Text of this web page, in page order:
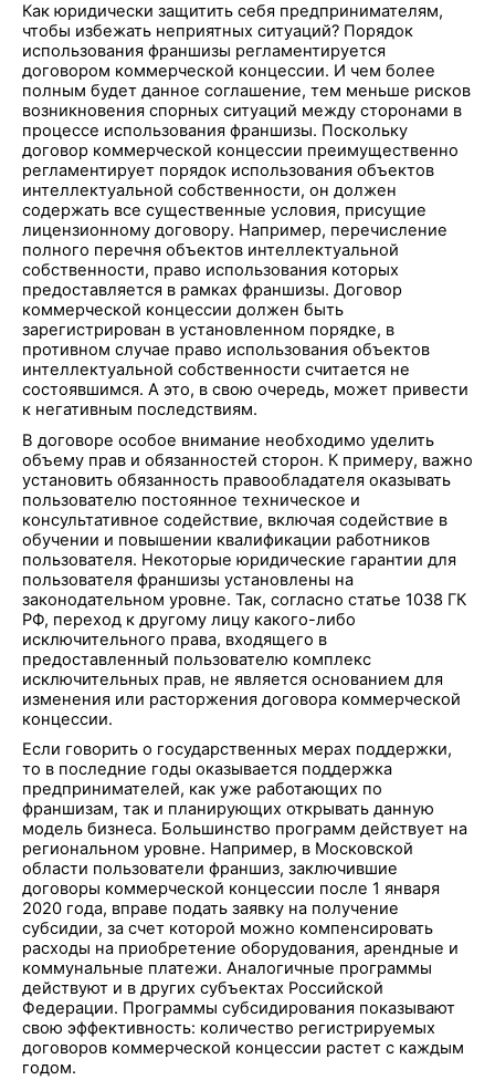
Как юридически защитить себя предпринимателям,
чтобы избежать неприятных ситуаций? Порядок
использования франшизы регламентируется
договором коммерческой концессии. И чем более
полным будет данное соглашение, тем меньше рисков
возникновения спорных ситуаций между сторонами в
процессе использования франшизы. Поскольку
договор коммерческой концессии преимущественно
регламентирует порядок использования объектов
интеллектуальной собственности, он должен
содержать все существенные условия, присущие
лицензионному договору. Например, перечисление
полного перечня объектов интеллектуальной
собственности, право использования которых
предоставляется в рамках франшизы. Договор
коммерческой концессии должен быть
зарегистрирован в установленном порядке, в
противном случае право использования объектов
интеллектуальной собственности считается не
состоявшимся. А это, в свою очередь, может привести
к негативным последствиям.
В договоре особое внимание необходимо уделить
объему прав и обязанностей сторон. К примеру, важно
установить обязанность правообладателя оказывать
пользователю постоянное техническое и
консультативное содействие, включая содействие в
обучении и повышении квалификации работников
пользователя. Некоторые юридические гарантии для
пользователя франшизы установлены на
законодательном уровне. Так, согласно статье 1038 ГК
РФ, переход к другому лицу какого-либо
исключительного права, входящего в
предоставленный пользователю комплекс
исключительных прав, не является основанием для
изменения или расторжения договора коммерческой
концессии.
Если говорить о государственных мерах поддержки,
то в последние годы оказывается поддержка
предпринимателей, как уже работающих по
франшизам, так и планирующих открывать данную
модель бизнеса. Большинство программ действует на
региональном уровне. Например, в Московской
области пользователи франшиз, заключившие
договоры коммерческой концессии после 1 января
2020 года, вправе подать заявку на получение
субсидии, за счет которой можно компенсировать
расходы на приобретение оборудования, арендные и
коммунальные платежи. Аналогичные программы
действуют и в других субъектах Российской
Федерации. Программы субсидирования показывают
свою эффективность: количество регистрируемых
договоров коммерческой концессии растет с каждым
годом.